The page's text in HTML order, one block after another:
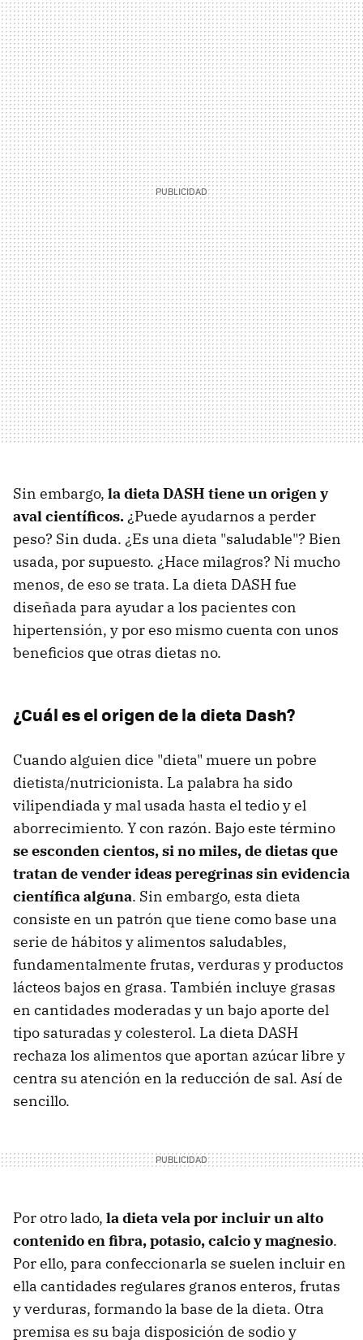
Sin embargo, la dieta DASH tiene un origen y
aval científicos.¿Puede ayudarnos a perder
peso? Sin duda. ¿Es una dieta "saludable"? Bien
usada, por supuesto. ¿Hace milagros? Ni mucho
menos, de eso se trata. La dieta DASH fue
diseñada para ayudar a los pacientes con
hipertensión, y por eso mismo cuenta con unos
beneficios que otras dietas no.
¿Cuál es el origen de la dieta Dash?
Cuando alguien dice "dieta" muere un pobre
dietista/nutricionista. La palabra ha sido
vilipendiada y mal usada hasta el tedio y el
aborrecimiento. Y con razón. Bajo este término
se esconden cientos, si no miles, de dietas que
tratan de vender ideas peregrinas sin evidencia
científica alguna. Sin embargo, esta dieta
consiste en un patrón que tiene como base una
serie de hábitos y alimentos saludables,
fundamentalmente frutas, verduras y productos
lácteos bajos en grasa. También incluye grasas
en cantidades moderadas y un bajo aporte del
tipo saturadas y colesterol. La dieta DASH
rechaza los alimentos que aportan azúcar libre y
centra su atención en la reducción de sal. Así de
sencillo.
Por otro lado, la dieta vela por incluir un alto
contenido en fibra, potasio, calcio y magnesio.
Por ello, para confeccionarla se suelen incluir en
ella cantidades regulares granos enteros, frutas
y verduras, formando la base de la dieta. Otra
premisa es su baja disposición de sodio y